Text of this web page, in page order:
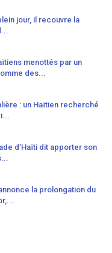
jour, il recouvre la
menottés par un
des...
: un Haïtien recherché
d’Haïti dit apporter son
la prolongation du